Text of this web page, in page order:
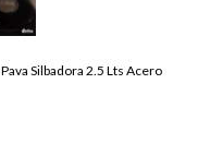
Pava Silbadora 2.5 Lts Acero